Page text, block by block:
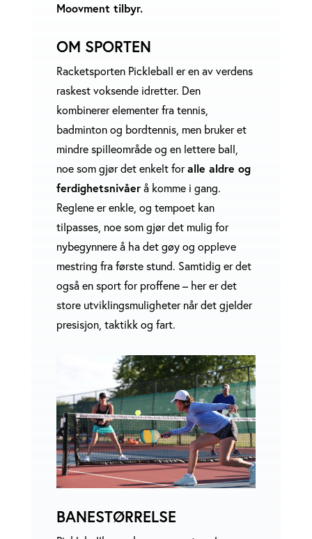
Moovment tilbyr.
OM SPORTEN
Racketsporten Pickleball er en av verdens
raskest voksende idretter. Den
kombinerer elementer fra tennis,
badminton og bordtennis, men bruker et
mindre spilleområde og en lettere ball,
noe som gjør det enkelt foralle aldre og
ferdighetsnivåerå komme i gang.
Reglene er enkle, og tempoet kan
tilpasses, noe som gjør det mulig for
nybegynnere å ha det gøy og oppleve
mestring fra første stund. Samtidig er det
også en sport for proffene – her er det
store utviklingsmuligheter når det gjelder
presisjon, taktikk og fart.
BANESTØRRELSE